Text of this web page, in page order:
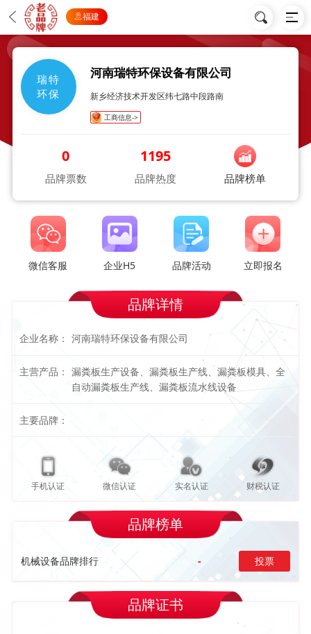
福建
瑞特
环保
河南瑞特环保设备有限公司
新乡经济技术开发区纬七路中段路南
工商信息->
0
品牌票数
1195
品牌热度 品牌榜单
微信客服 企业H5 品牌活动 立即报名
品牌详情
企业名称： 河南瑞特环保设备有限公司
主营产品： 漏粪板生产设备、漏粪板生产线、漏粪板模具、全
自动漏粪板生产线、漏粪板流水线设备
主要品牌：
手机认证 微信认证 实名认证 财税认证
品牌榜单
机械设备品牌排行 - 投票
品牌证书